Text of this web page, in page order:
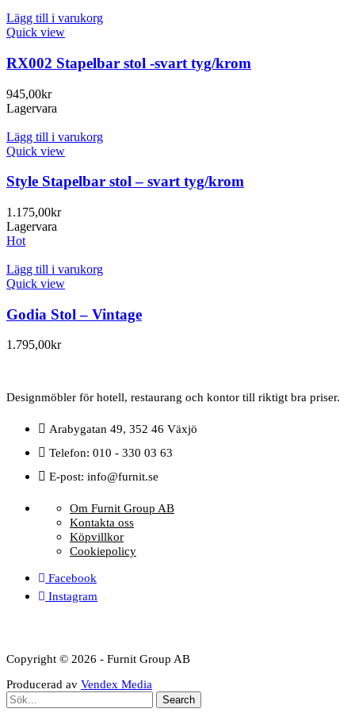
Lägg till i varukorg
Quick view
RX002 Stapelbar stol -svart tyg/krom
945,00kr
Lagervara
Lägg till i varukorg
Quick view
Style Stapelbar stol – svart tyg/krom
1.175,00kr
Lagervara
Hot
Lägg till i varukorg
Quick view
Godia Stol – Vintage
1.795,00kr
Designmöbler för hotell, restaurang och kontor till riktigt bra priser.
Arabygatan 49, 352 46 Växjö
Telefon: 010 - 330 03 63
E-post: info@furnit.se
Om Furnit Group AB
Kontakta oss
Köpvillkor
Cookiepolicy
Facebook
Instagram
Copyright © 2026 - Furnit Group AB
Producerad av Vendex Media
Search